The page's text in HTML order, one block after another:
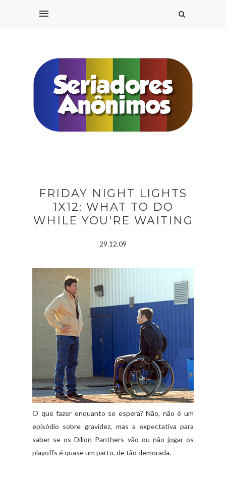
FRIDAY NIGHT LIGHTS
1X12: WHAT TO DO
WHILE YOU'RE WAITING
29.12.09
O que fazer enquanto se espera? Não, não é um
episódio sobre gravidez, mas a expectativa para
saber se os Dillon Panthers vão ou não jogar os
playoffs é quase um parto, de tão demorada.